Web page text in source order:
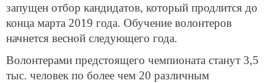
запущен отбор кандидатов, который продлится до
конца марта 2019 года. Обучение волонтеров
начнется весной следующего года.
Волонтерами предстоящего чемпионата станут 3,5
тыс. человек по более чем 20 различным